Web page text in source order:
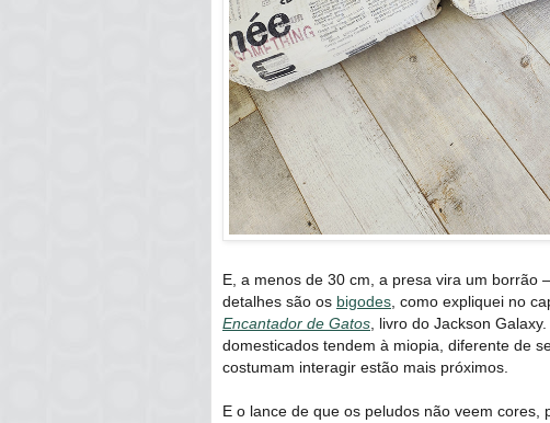
E, a menos de 30 cm, a presa vira um
detalhes são os bigodes , como expliquei no
Encantador de Gatos , livro do Jackson
domesticados tendem à miopia, diferente de
costumam interagir estão mais próximos.
E o lance de que os peludos não veem